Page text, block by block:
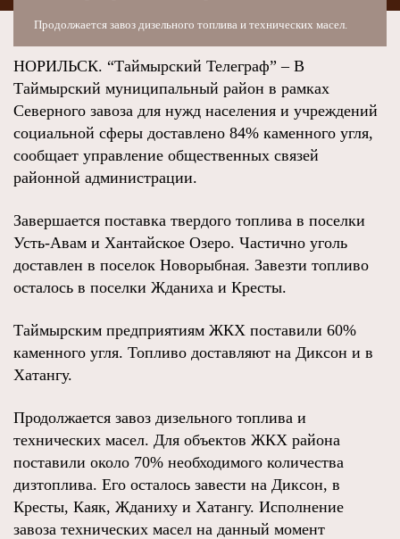
Продолжается завоз дизельного топлива и технических масел.
НОРИЛЬСК. “Таймырский Телеграф” – В
Таймырский муниципальный район в рамках
Северного завоза для нужд населения и учреждений
социальной сферы доставлено 84% каменного угля,
сообщает управление общественных связей
районной администрации.
Завершается поставка твердого топлива в поселки
Усть-Авам и Хантайское Озеро. Частично уголь
доставлен в поселок Новорыбная. Завезти топливо
осталось в поселки Жданиха и Кресты.
Таймырским предприятиям ЖКХ поставили 60%
каменного угля. Топливо доставляют на Диксон и в
Хатангу.
Продолжается завоз дизельного топлива и
технических масел. Для объектов ЖКХ района
поставили около 70% необходимого количества
дизтоплива. Его осталось завести на Диксон, в
Кресты, Каяк, Жданиху и Хатангу. Исполнение
завоза технических масел на данный момент